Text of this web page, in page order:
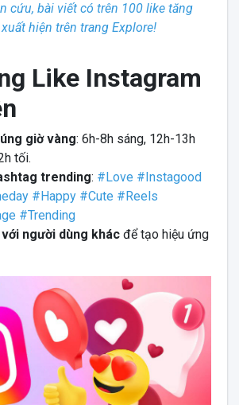
cứu, bài viết có trên 100 like tăng
hiện trên trang Explore!
Like Instagram
giờ vàng: 6h-8h sáng, 12h-13h
tối.
trending: #Love #Instagood
#Happy #Cute #Reels
#Trending
người dùng khácđể tạo hiệu ứng